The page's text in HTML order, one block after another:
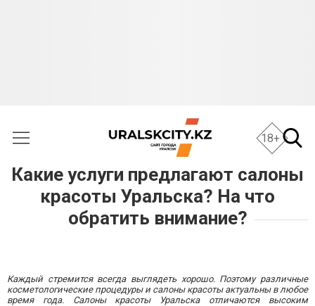
18+
Какие услуги предлагают салоны
красоты Уральска? На что
обратить внимание?
Каждый стремится всегда выглядеть хорошо. Поэтому различные
косметологические процедуры и салоны красоты актуальны в любое
время года. Салоны красоты Уральска отличаются высоким